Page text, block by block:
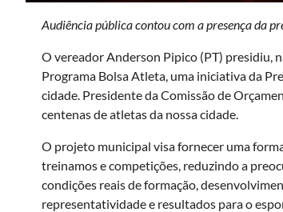
Audiência pública contou com a presença da
O vereador Anderson Pipico (PT) presidiu,
Programa Bolsa Atleta, uma iniciativa da
cidade. Presidente da Comissão de
centenas de atletas da nossa cidade.
O projeto municipal visa fornecer uma
treinamos e competições, reduzindo a
condições reais de formação,
representatividade e resultados para o